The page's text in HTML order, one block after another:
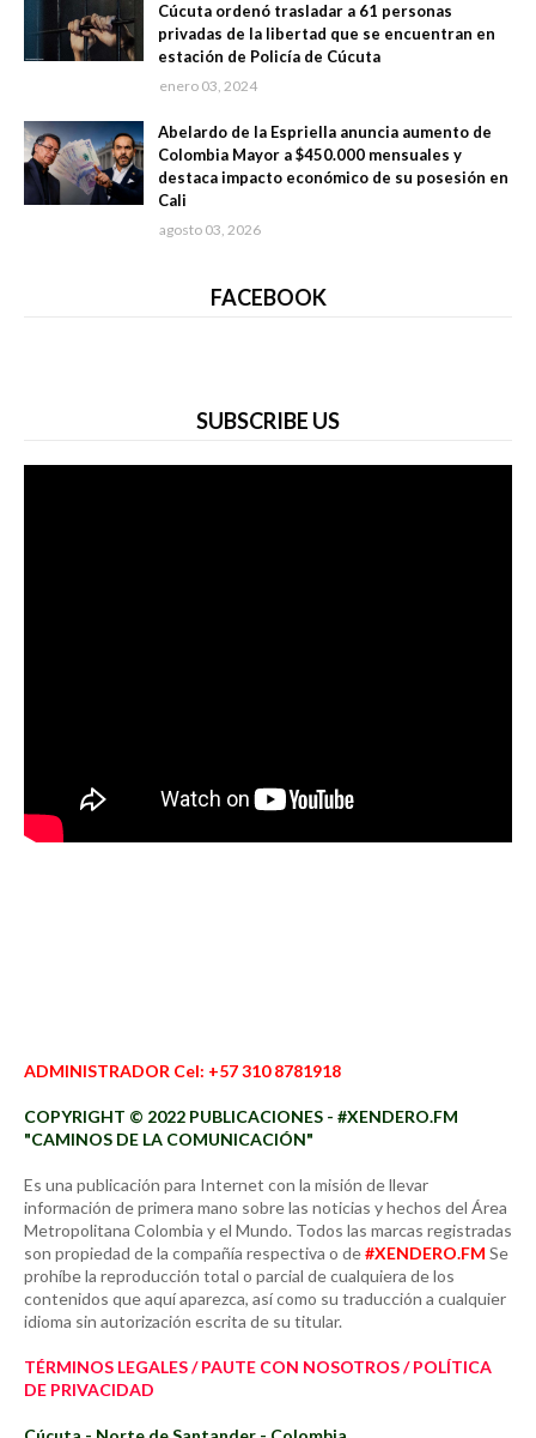
Cúcuta ordenó trasladar a 61 personas
privadas de la libertad que se encuentran en
estación de Policía de Cúcuta
enero 03, 2024
Abelardo de la Espriella anuncia aumento de
Colombia Mayor a $450.000 mensuales y
destaca impacto económico de su posesión en
Cali
agosto 03, 2026
FACEBOOK
SUBSCRIBE US
ADMINISTRADOR Cel: +57 310 8781918
COPYRIGHT © 2022 PUBLICACIONES - #XENDERO.FM
"CAMINOS DE LA COMUNICACIÓN"
Es una publicación para Internet con la misión de llevar
información de primera mano sobre las noticias y hechos del Área
Metropolitana Colombia y el Mundo. Todos las marcas registradas
son propiedad de la compañía respectiva o de#XENDERO.FM Se
prohíbe la reproducción total o parcial de cualquiera de los
contenidos que aquí aparezca, así como su traducción a cualquier
idioma sin autorización escrita de su titular.
TÉRMINOS LEGALES / PAUTE CON NOSOTROS / POLÍTICA
DE PRIVACIDAD